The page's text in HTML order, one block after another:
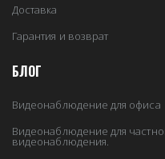
Доставка
Гарантия и возврат
БЛОГ
Видеонаблюдение для офиса
Видеонаблюдение для
видеонаблюдения.